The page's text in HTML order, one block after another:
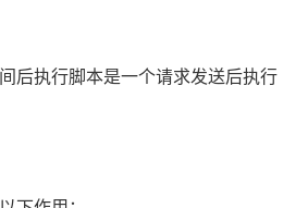
后执行脚本是一个请求发送后执行